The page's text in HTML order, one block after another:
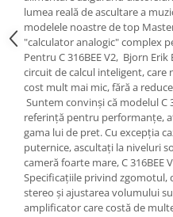
lumea reală de ascultare a
modelele noastre de top
"calculator analogic" complex
Pentru C 316BEE V2, Bjorn
circuit de calcul inteligent, care
cost mult mai mic, fără a
Suntem convinși că modelul C
referință pentru performanțe,
gama lui de pret. Cu excepția
puternice, ascultați la niveluri
cameră foarte mare, C
Specificațiile privind zgomotul,
stereo și ajustarea volumului
amplificator care costă de